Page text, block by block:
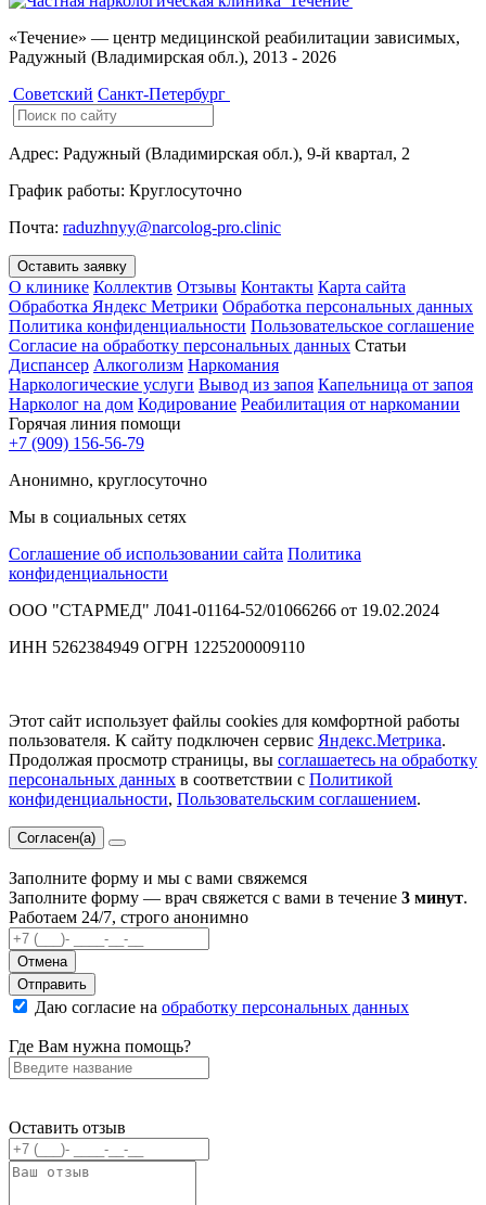
«Течение» — центр медицинской реабилитации зависимых,
Радужный (Владимирская обл.), 2013 - 2026
Советский Санкт-Петербург
Адрес: Радужный (Владимирская обл.), 9-й квартал, 2
График работы: Круглосуточно
Почта: raduzhnyy@narcolog-pro.clinic
Оставить заявку
О клинике Коллектив Отзывы Контакты Карта сайта
Обработка Яндекс Метрики Обработка персональных данных
Политика конфиденциальности Пользовательское соглашение
Согласие на обработку персональных данных Статьи
Диспансер Алкоголизм Наркомания
Наркологические услуги Вывод из запоя Капельница от запоя
Нарколог на дом Кодирование Реабилитация от наркомании
Горячая линия помощи
+7 (909) 156-56-79
Анонимно, круглосуточно
Мы в социальных сетях
Соглашение об использовании сайта Политика
конфиденциальности
ООО "СТАРМЕД" Л041-01164-52/01066266 от 19.02.2024
ИНН 5262384949 ОГРН 1225200009110
Этот сайт использует файлы cookies для комфортной работы
пользователя. К сайту подключен сервис Яндекс.Метрика.
Продолжая просмотр страницы, вы соглашаетесь на обработку
персональных данных в соответствии с Политикой
конфиденциальности, Пользовательским соглашением.
Согласен(а)
Заполните форму и мы с вами свяжемся
Заполните форму — врач свяжется с вами в течение 3 минут.
Работаем 24/7, строго анонимно
Отмена
Отправить
Даю согласие на обработку персональных данных
Где Вам нужна помощь?
Оставить отзыв